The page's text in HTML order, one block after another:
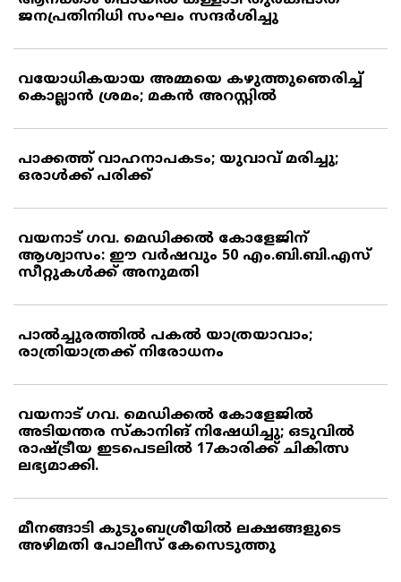
ജനപ്രതിനിധി സംഘം സന്ദര്‍ശിച്ചു
വയോധികയായ അമ്മയെ കഴുത്തുഞെരിച്ച്
കൊല്ലാന്‍ ശ്രമം; മകന്‍ അറസ്റ്റില്‍
പാക്കത്ത് വാഹനാപകടം; യുവാവ് മരിച്ചു;
ഒരാള്‍ക്ക് പരിക്ക്
വയനാട് ഗവ. മെഡിക്കല്‍ കോളേജിന്
ആശ്വാസം: ഈ വര്‍ഷവും 50 എം.ബി.ബി.എസ്
സീറ്റുകള്‍ക്ക് അനുമതി
പാല്‍ച്ചുരത്തില്‍ പകല്‍ യാത്രയാവാം;
രാത്രിയാത്രക്ക് നിരോധനം
വയനാട് ഗവ. മെഡിക്കല്‍ കോളേജില്‍
അടിയന്തര സ്‌കാനിങ് നിഷേധിച്ചു; ഒടുവില്‍
രാഷ്ട്രീയ ഇടപെടലില്‍ 17കാരിക്ക് ചികിത്സ
ലഭ്യമാക്കി.
മീനങ്ങാടി കുടുംബശ്രീയില്‍ ലക്ഷങ്ങളുടെ
അഴിമതി പോലീസ് കേസെടുത്തു